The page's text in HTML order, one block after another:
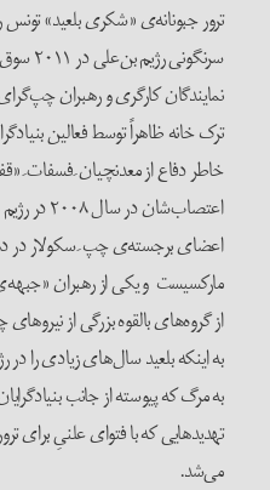
ترور جبونانه‌ی «شکری بلعید»
نمایندگان کارگری و رهبران
ترک خانه‌ ظاهراً توسط فعالین
خاطر دفاع از معدنچیان ِ فسفات
اعضای برجسته‌ی چپ ِ سکولار در
مارکسیست و یکی از رهبران
از گروه‌های ‌بالقوه بزرگی از
به اینکه بلعید سال‌های زیادی را
به مرگ که پیوسته از جانب
تهدیدهایی که با فتوای علنیِ برای
می‌شد.